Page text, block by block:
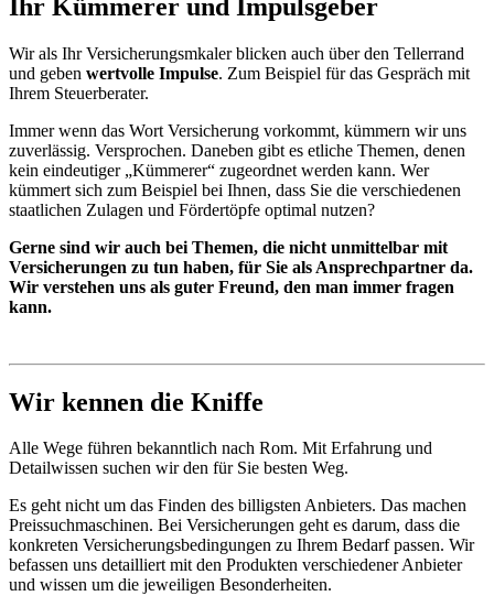
Ihr Kümmerer und Impulsgeber
Wir als Ihr Versicherungsmkaler blicken auch über den Tellerrand
und geben wertvolle Impulse. Zum Beispiel für das Gespräch mit
Ihrem Steuerberater.
Immer wenn das Wort Versicherung vorkommt, kümmern wir uns
zuverlässig. Versprochen. Daneben gibt es etliche Themen, denen
kein eindeutiger „Kümmerer“ zugeordnet werden kann. Wer
kümmert sich zum Beispiel bei Ihnen, dass Sie die verschiedenen
staatlichen Zulagen und Fördertöpfe optimal nutzen?
Gerne sind wir auch bei Themen, die nicht unmittelbar mit
Versicherungen zu tun haben, für Sie als Ansprechpartner da.
Wir verstehen uns als guter Freund, den man immer fragen
kann.
Wir kennen die Kniffe
Alle Wege führen bekanntlich nach Rom. Mit Erfahrung und
Detailwissen suchen wir den für Sie besten Weg.
Es geht nicht um das Finden des billigsten Anbieters. Das machen
Preissuchmaschinen. Bei Versicherungen geht es darum, dass die
konkreten Versicherungsbedingungen zu Ihrem Bedarf passen. Wir
befassen uns detailliert mit den Produkten verschiedener Anbieter
und wissen um die jeweiligen Besonderheiten.